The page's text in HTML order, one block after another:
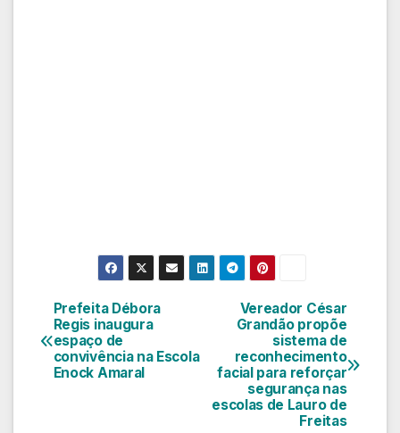
Navegação
de
Vereador César
Grandão propõe
sistema de
reconhecimento
facial para reforçar
segurança nas
escolas de Lauro de
Freitas
Prefeita Débora
Regis inaugura
espaço de
convivência na Escola
Enock Amaral